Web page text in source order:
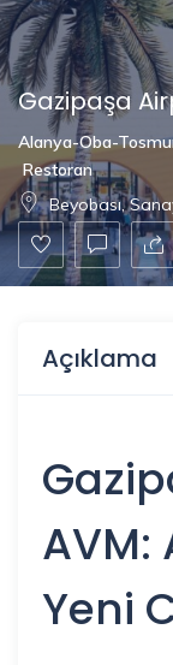
Gazipaşa
Alanya-Oba-
Restoran
Beyobası,
Açıklama
AVM:
Yeni